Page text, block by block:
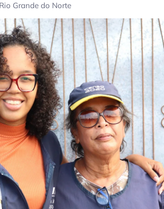
Rio Grande do Norte